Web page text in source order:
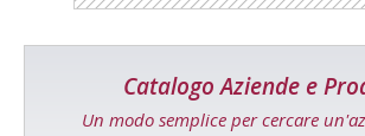
Catalogo Aziende e
Un modo semplice per cercare